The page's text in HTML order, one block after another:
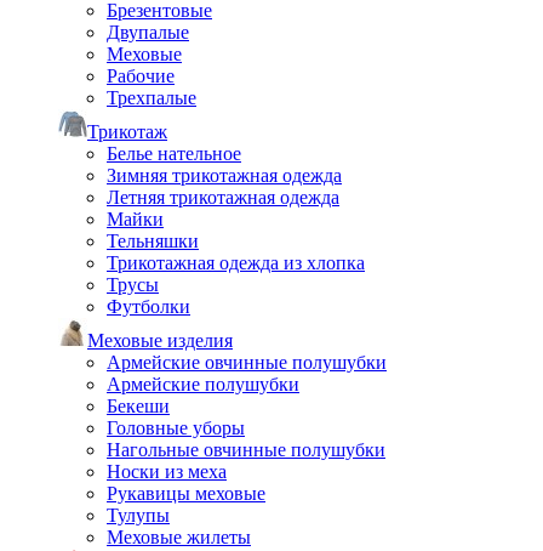
Брезентовые
Двупалые
Меховые
Рабочие
Трехпалые
Трикотаж
Белье нательное
Зимняя трикотажная одежда
Летняя трикотажная одежда
Майки
Тельняшки
Трикотажная одежда из хлопка
Трусы
Футболки
Меховые изделия
Армейские овчинные полушубки
Армейские полушубки
Бекеши
Головные уборы
Нагольные овчинные полушубки
Носки из меха
Рукавицы меховые
Тулупы
Меховые жилеты